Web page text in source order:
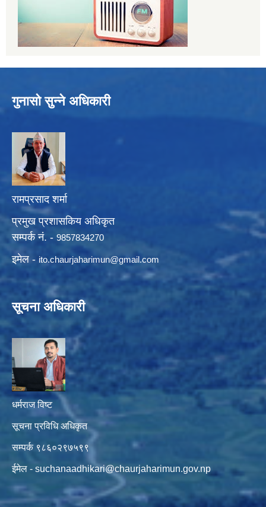
गुनासो सुन्ने अधिकारी
रामप्रसाद शर्मा
प्रमुख प्रशासकिय अधिकृत
सम्पर्क नं. - 9857834270
इमेल - ito.chaurjaharimun@gmail.com
सूचना अधिकारी
धर्मराज विष्ट
सूचना प्रविधि अधिकृत
सम्पर्क ९८६०२९७५९९
ईमेल - suchanaadhikari@chaurjaharimun.gov.np